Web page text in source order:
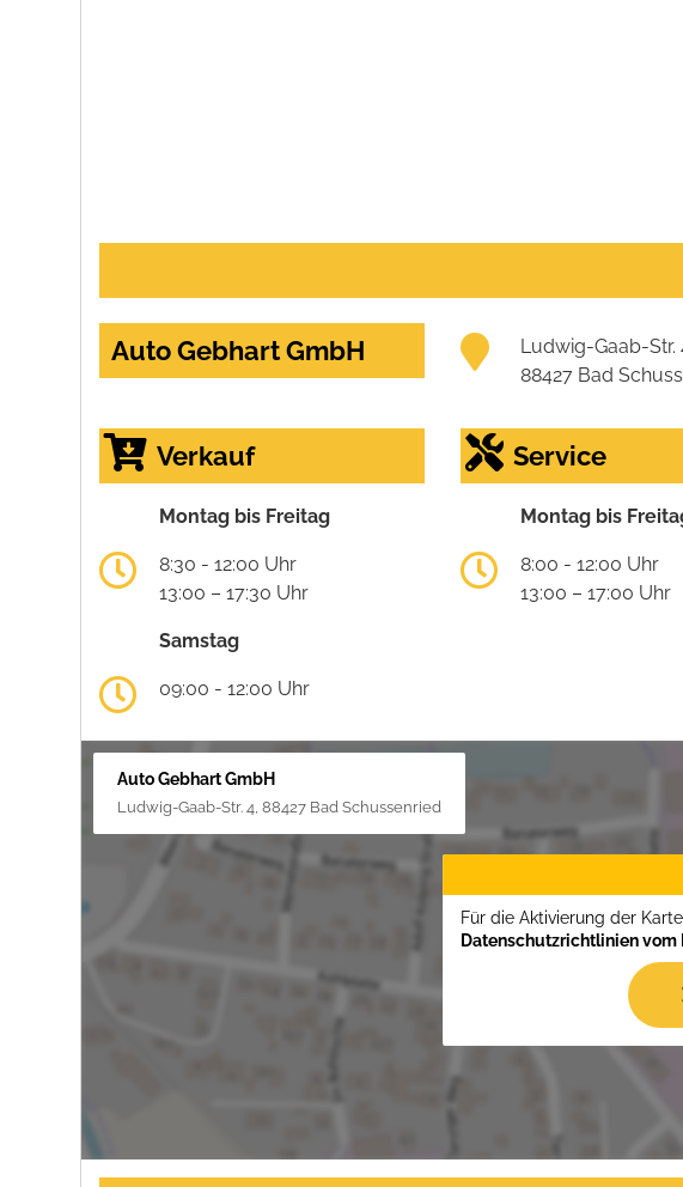
Auto Gebhart GmbH
Ludwig-Gaab-Str.
88427 Bad
Verkauf
Montag bis Freitag
8:30 - 12:00 Uhr
13:00 – 17:30 Uhr
Samstag
09:00 - 12:00 Uhr
Service
Montag bis
8:00 - 12:00 Uhr
13:00 – 17:00 Uhr
Auto Gebhart GmbH
Ludwig-Gaab-Str. 4, 88427 Bad Schussenried
Für die Aktivierung der
Datenschutzrichtlinien vom